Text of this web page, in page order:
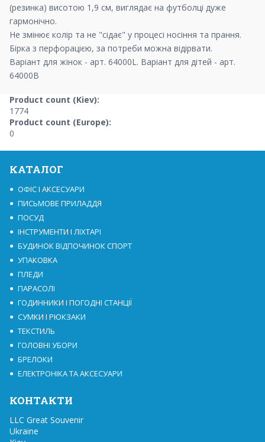
(резинка) висотою 1,9 см, виглядає на футболці дуже
гармонічно.
Не змінює колір та не "сідає" у процесі носіння та прання.
Бірка з перфорацією, за потреби можна відірвати.
Варіант для жінок - арт. 64000L. Варіант для дітей - арт.
64000В
Product count (Kiev):
1774
Product count (Europe):
0
КАТАЛОГ
ОФІС І АКСЕСУАРИ
ПИСЬМОВЕ ПРИЛАДДЯ
ПОСУД
ІНСТРУМЕНТИ І ЛІХТАРІ
БУДИНОК ВІДПОЧИНОК СПОРТ
УПАКОВКА
ПЛЕДИ
ПАРАСОЛІ
ГОДИННИКИ І ПОГОДНІ СТАНЦІЇ
СУМКИ І РЮКЗАКИ
ТЕКСТИЛЬ
ГОЛОВНІ УБОРИ
БРЕЛОКИ
ЕЛЕКТРОНІКА ТА АКСЕСУАРИ
КОНТАКТИ
LLC Great Souvenir
Ukraine